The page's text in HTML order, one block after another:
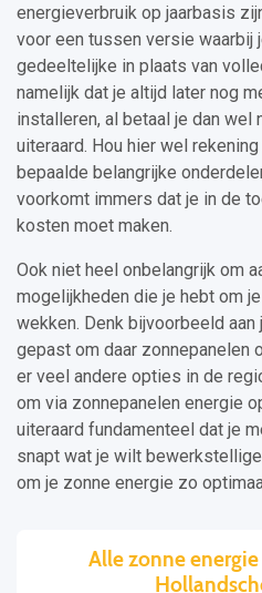
energieverbruik op jaarbasis
voor een tussen versie waarbij
gedeeltelijke in plaats van
namelijk dat je altijd later nog
installeren, al betaal je dan
uiteraard. Hou hier wel
bepaalde belangrijke
voorkomt immers dat je in de
kosten moet maken.
Ook niet heel onbelangrijk om
mogelijkheden die je hebt om
wekken. Denk bijvoorbeeld
gepast om daar zonnepanelen
er veel andere opties in de
om via zonnepanelen energie
uiteraard fundamenteel dat je
snapt wat je wilt
om je zonne energie zo
Alle zonne